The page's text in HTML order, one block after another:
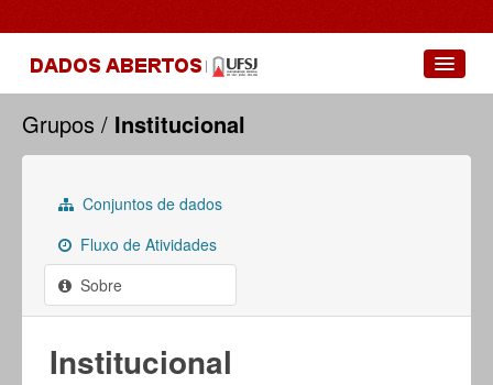
Conjuntos de dados
Grupos
Grupos Institucional
Conjuntos de dados
Fluxo de Atividades
Sobre
Institucional